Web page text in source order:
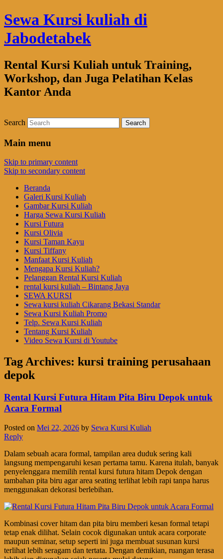
Sewa Kursi kuliah di
Jabodetabek
Rental Kursi Kuliah untuk Training,
Workshop, dan Juga Pelatihan Kelas
Kantor Anda
Search
Main menu
Skip to primary content
Skip to secondary content
Beranda
Galeri Kursi Kuliah
Gambar Kursi Kuliah
Harga Sewa Kursi Kuliah
Kursi Futura
Kursi Olivia
Kursi Taman Kayu
Kursi Tiffany
Manfaat Kursi Kuliah
Mengapa Kursi Kuliah?
Pelanggan Rental Kursi Kuliah
rental kursi kuliah – Bintang Jaya
SEWA KURSI
Sewa kursi kuliah Cikarang Bekasi Standar
Sewa Kursi Kuliah Promo
Telp. Sewa Kursi Kuliah
Tentang Kursi Kuliah
Video Sewa Kursi di Youtube
Tag Archives: kursi training perusahaan
depok
Rental Kursi Futura Hitam Pita Biru Depok untuk
Acara Formal
Posted on Mei 22, 2026 by Sewa Kursi Kuliah
Reply
Dalam sebuah acara formal, tampilan area duduk sering kali
langsung mempengaruhi kesan pertama tamu. Karena itulah, banyak
penyelenggara memilih rental kursi futura hitam Depok dengan
tambahan pita biru agar area seating terlihat lebih rapi tanpa harus
menggunakan dekorasi berlebihan.
Kombinasi cover hitam dan pita biru memberi kesan formal tetapi
tetap enak dilihat. Selain cocok digunakan untuk acara corporate
maupun seminar, setup seperti ini juga membuat susunan kursi
terlihat lebih seragam dan tertata. Dengan demikian, ruangan terasa